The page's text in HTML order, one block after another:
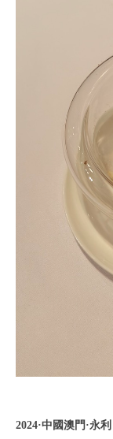
2024·中國澳門·永利